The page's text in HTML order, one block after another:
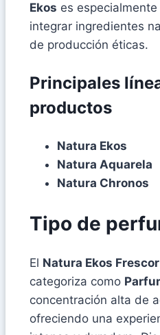
Ekos es
integrar ingredientes
de producción éticas.
Principales
productos
Natura Ekos
Natura Aquarela
Natura Chronos
Tipo de
El Natura Ekos
categoriza como
concentración alta de
ofreciendo una